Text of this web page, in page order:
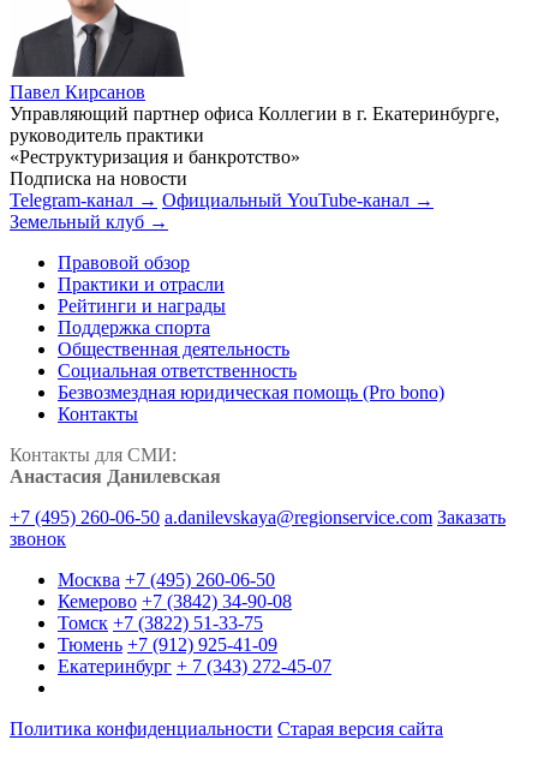
Павел Кирсанов
Управляющий партнер офиса Коллегии в г. Екатеринбурге,
руководитель практики
«Реструктуризация и банкротство»
Подписка на новости
Telegram-канал → Официальный YouTube-канал →
Земельный клуб →
Правовой обзор
Практики и отрасли
Рейтинги и награды
Поддержка спорта
Общественная деятельность
Социальная ответственность
Безвозмездная юридическая помощь (Pro bono)
Контакты
Контакты для СМИ:
Анастасия Данилевская
+7 (495) 260-06-50 a.danilevskaya@regionservice.com Заказать
звонок
Москва +7 (495) 260-06-50
Кемерово +7 (3842) 34-90-08
Томск +7 (3822) 51-33-75
Тюмень +7 (912) 925-41-09
Екатеринбург + 7 (343) 272-45-07
Политика конфиденциальности Старая версия сайта